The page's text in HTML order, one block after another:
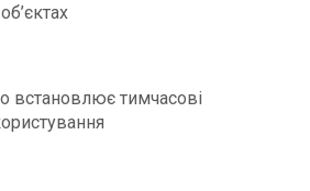
встановлює тимчасові